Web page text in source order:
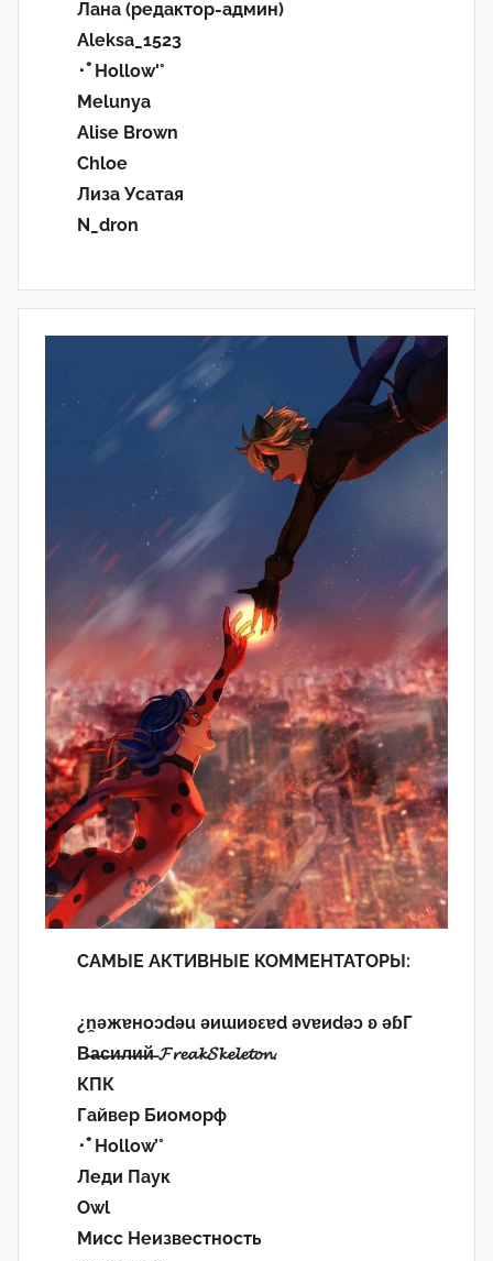
Лана (редактор-админ)
Aleksa_1523
･ﾟHollow'°
Melunya
Alise Brown
Chloe
Лиза Усатая
N_dron
САМЫЕ АКТИВНЫЕ КОММЕНТАТОРЫ:
¿n̯ǝжɐноɔdǝu ǝиɯиʚεɐd ǝvɐиdǝɔ ʚ ǝɓГ
В̶а̶с̶и̶л̶и̶й̶ 𝓕𝓻𝓮𝓪𝓴𝓢𝓴𝓮𝓵𝓮𝓽𝓸𝓷.
КПК
Гайвер Биоморф
･ﾟHollow’°
Леди Паук
Owl
Мисс Неизвестность